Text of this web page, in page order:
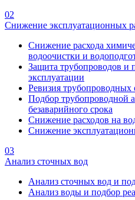
02
Снижение эксплуатационных
Снижение расхода
водоочистки и
Защита трубопроводов и
эксплуатации
Ревизия трубопроводных
Подбор трубопроводной
безаварийного срока
Снижение расходов на
Снижение
03
Анализ сточных вод
Анализ сточных вод и
Анализ воды и подбор